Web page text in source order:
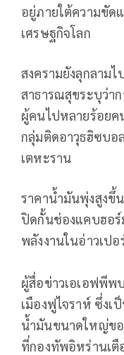
อยู่ภายใต้ความขัด
เศรษฐกิจโลก
สงครามยังลุกลามไ
สาธารณสุขระบุว่า
ผู้คนไปหลายร้อยค
กลุ่มติดอาวุธฮิซบอ
เตหะราน
ราคาน้ำมันพุ่งสูงขึ้
ปิดกั้นช่องแคบฮอร์
พลังงานในอ่าวเปอ
ผู้สื่อข่าวเอเอฟพีพ
เมืองฟูไจราห์ ซึ่งเ
น้ำมันขนาดใหญ่ขอ
ที่กองทัพอิหร่านเตื